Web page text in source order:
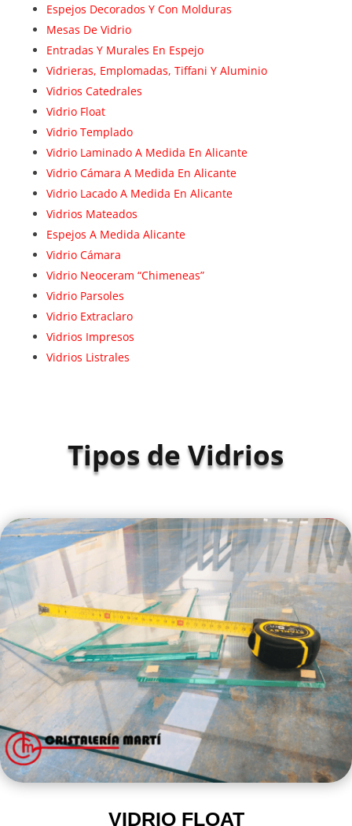
Espejos Decorados Y Con Molduras
Mesas De Vidrio
Entradas Y Murales En Espejo
Vidrieras, Emplomadas, Tiffani Y Aluminio
Vidrios Catedrales
Vidrio Float
Vidrio Templado
Vidrio Laminado A Medida En Alicante
Vidrio Cámara A Medida En Alicante
Vidrio Lacado A Medida En Alicante
Vidrios Mateados
Espejos A Medida Alicante
Vidrio Cámara
Vidrio Neoceram “Chimeneas”
Vidrio Parsoles
Vidrio Extraclaro
Vidrios Impresos
Vidrios Listrales
Tipos de Vidrios
VIDRIO FLOAT